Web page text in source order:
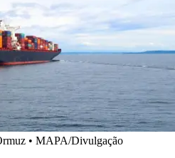
• MAPA/Divulgação